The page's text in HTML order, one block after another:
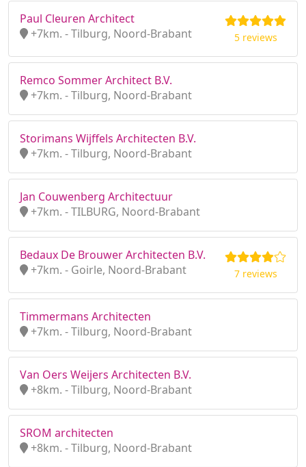
Paul Cleuren Architect
+7km. - Tilburg, Noord-Brabant
5 reviews
Remco Sommer Architect B.V.
+7km. - Tilburg, Noord-Brabant
Storimans Wijffels Architecten B.V.
+7km. - Tilburg, Noord-Brabant
Jan Couwenberg Architectuur
+7km. - TILBURG, Noord-Brabant
Bedaux De Brouwer Architecten B.V.
+7km. - Goirle, Noord-Brabant
7 reviews
Timmermans Architecten
+7km. - Tilburg, Noord-Brabant
Van Oers Weijers Architecten B.V.
+8km. - Tilburg, Noord-Brabant
SROM architecten
+8km. - Tilburg, Noord-Brabant